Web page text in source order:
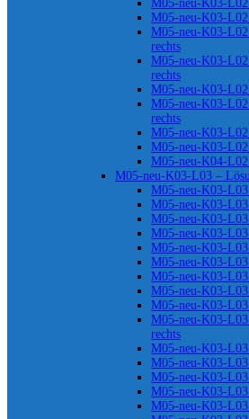
M05-neu-K03-
M05-neu-K03-
M05-neu-K03-
rechts
M05-neu-K03-
rechts
M05-neu-K03-
M05-neu-K03-
rechts
M05-neu-K03-
M05-neu-K03-
M05-neu-K04-
M05-neu-K03-L03 –
M05-neu-K03-
M05-neu-K03-
M05-neu-K03-
M05-neu-K03-
M05-neu-K03-
M05-neu-K03-
M05-neu-K03-
M05-neu-K03-
M05-neu-K03-
M05-neu-K03-
rechts
M05-neu-K03-
M05-neu-K03-
M05-neu-K03-
M05-neu-K03-
M05-neu-K03-